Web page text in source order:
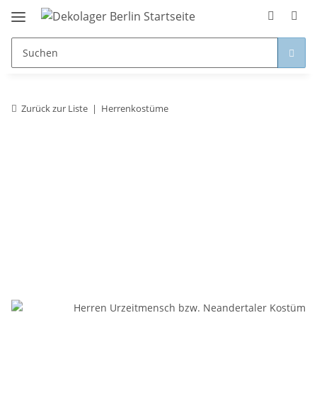
Zurück zur Liste Herrenkostüme